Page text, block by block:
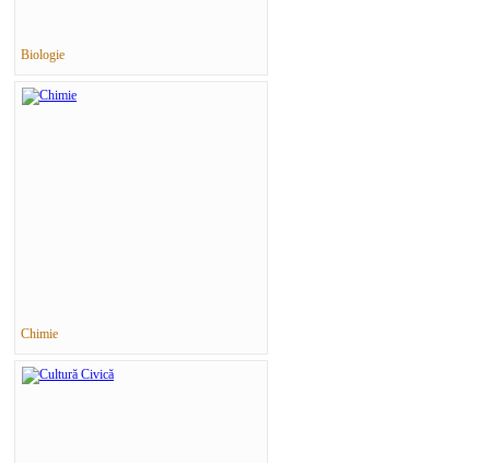
Biologie
Chimie